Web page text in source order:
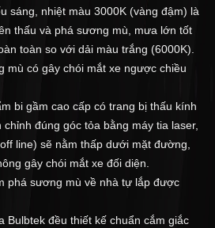
sáng, nhiệt màu 3000K (vàng đậm) là
thấu và phá sương mù, mưa lớn tốt
toàn so với dải màu trắng (6000K).
mù có gây chói mắt xe ngược chiều
bi gầm cao cấp có trang bị thấu kính
đúng góc tỏa bằng máy tia laser,
line) sẽ nằm thấp dưới mặt đường,
gây chói mắt xe đối diện.
phá sương mù về nhà tự lắp được
Bulbtek đều thiết kế chuẩn cắm giắc